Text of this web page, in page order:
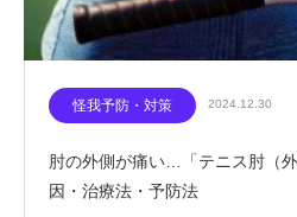
怪我予防・対策 2024.12.30
肘の外側が痛い…「テニス肘（
因・治療法・予防法